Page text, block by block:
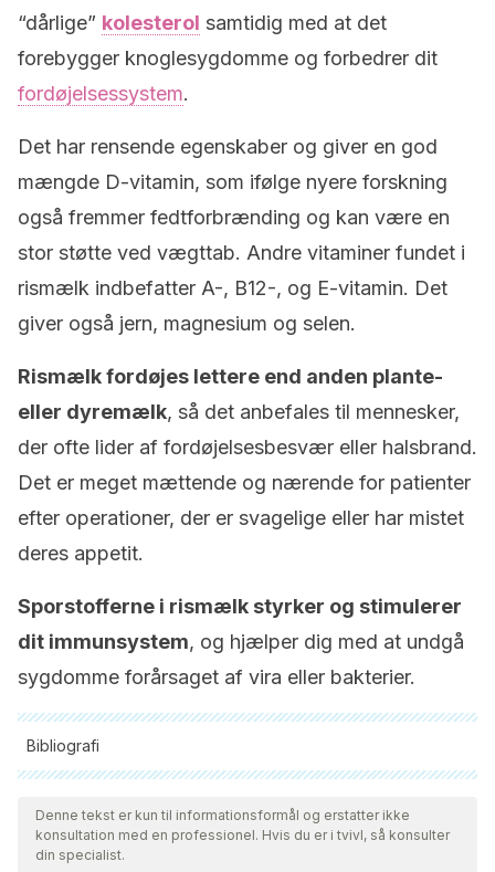
“dårlige” kolesterol samtidig med at det
forebygger knoglesygdomme og forbedrer dit
fordøjelsessystem.
Det har rensende egenskaber og giver en god
mængde D-vitamin, som ifølge nyere forskning
også fremmer fedtforbrænding og kan være en
stor støtte ved vægttab. Andre vitaminer fundet i
rismælk indbefatter A-, B12-, og E-vitamin. Det
giver også jern, magnesium og selen.
Rismælk fordøjes lettere end anden plante-
eller dyremælk, så det anbefales til mennesker,
der ofte lider af fordøjelsesbesvær eller halsbrand.
Det er meget mættende og nærende for patienter
efter operationer, der er svagelige eller har mistet
deres appetit.
Sporstofferne i rismælk styrker og stimulerer
dit immunsystem, og hjælper dig med at undgå
sygdomme forårsaget af vira eller bakterier.
Bibliografi
Alle citerede kilder blev grundigt gennemgået af vores team
for at sikre deres kvalitet, pålidelighed, aktualitet og validitet.
Bibliografien i denne artikel blev betragtet som pålidelig og af
Denne tekst er kun til informationsformål og erstatter ikke
konsultation med en professionel. Hvis du er i tvivl, så konsulter
din specialist.